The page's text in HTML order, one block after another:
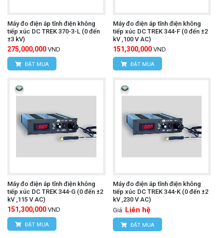
Máy đo điện áp tĩnh điện không
tiếp xúc DC TREK 370-3-L (0 đến
±3 kV)
275,000,000 VND
ĐẶT MUA
Máy đo điện áp tĩnh điện không
tiếp xúc DC TREK 344-F (0 đến ±2
kV ,100 V AC)
151,300,000 VND
ĐẶT MUA
Máy đo điện áp tĩnh điện không
tiếp xúc DC TREK 344-G (0 đến ±2
kV ,115 V AC)
151,300,000 VND
ĐẶT MUA
Máy đo điện áp tĩnh điện không
tiếp xúc DC TREK 344-K (0 đến ±2
kV ,230 V AC)
Giá: Liên hệ
ĐẶT MUA